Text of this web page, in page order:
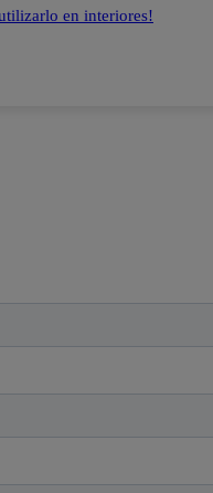
en interiores!